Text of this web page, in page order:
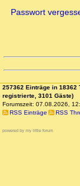
Passwort
257362 Einträge in 18362
registrierte, 3101 Gäste)
Forumszeit: 07.08.2026,
RSS Einträge
RSS
powered by my little forum